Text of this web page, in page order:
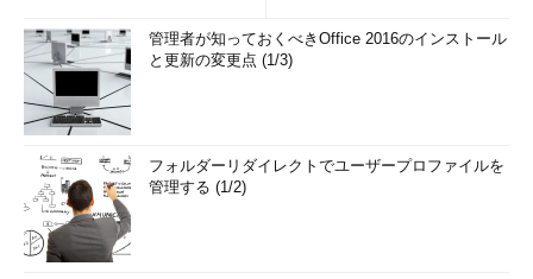
管理者が知っておくべきOffice 2016のインストール
と更新の変更点 (1/3)
フォルダーリダイレクトでユーザープロファイルを
管理する (1/2)